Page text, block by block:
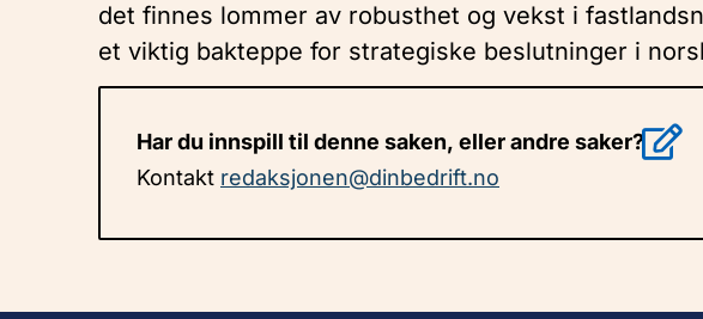
det finnes lommer av robusthet og vekst i
et viktig bakteppe for strategiske beslutninger i
Har du innspill til denne saken, eller andre saker?
Kontakt redaksjonen@dinbedrift.no